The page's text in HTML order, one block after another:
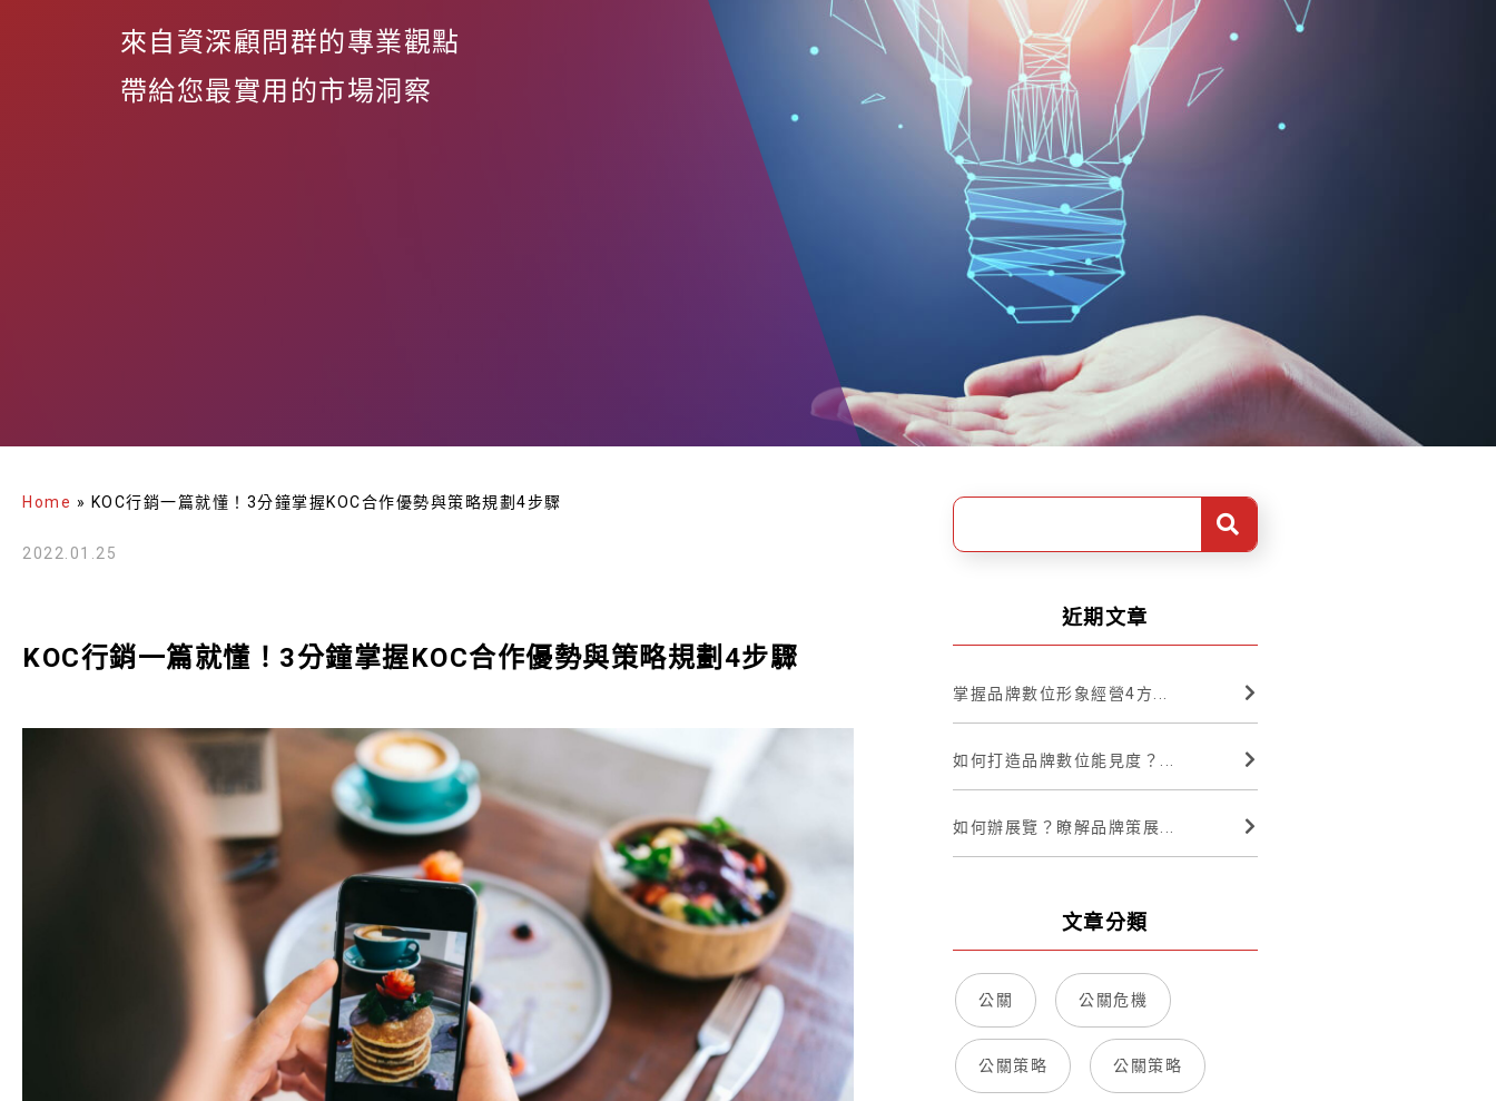
來自資深顧問群的專業觀點
帶給您最實用的市場洞察
Home » KOC行銷一篇就懂！3分鐘掌握KOC合作優勢與策略規劃4步驟
2022.01.25
KOC行銷一篇就懂！3分鐘掌握KOC合作優勢與策略規劃4步驟
近期文章
掌握品牌數位形象經營4方...
如何打造品牌數位能見度？...
如何辦展覽？瞭解品牌策展...
文章分類
公關 公關危機
公關策略 公關策略